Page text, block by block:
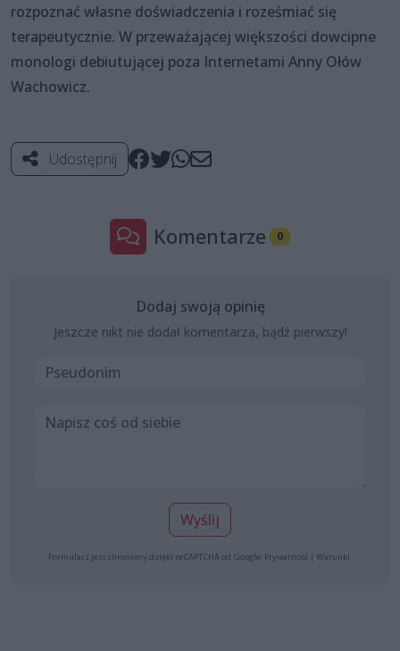
rozpoznać własne doświadczenia i roześmiać się
terapeutycznie. W przeważającej większości dowcipne
monologi debiutującej poza Internetami Anny Ołów
Wachowicz.
Udostępnij
Komentarze 0
Dodaj swoją opinię
Jeszcze nikt nie dodał komentarza, bądź pierwszy!
Wyślij
Formularz jest chroniony dzięki reCAPTCHA od Google: Prywatność | Warunki